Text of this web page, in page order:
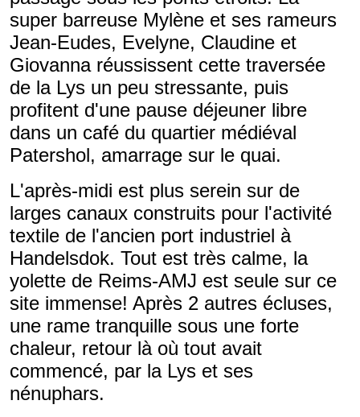
super barreuse Mylène et ses rameurs
Jean-Eudes, Evelyne, Claudine et
Giovanna réussissent cette traversée
de la Lys un peu stressante, puis
profitent d'une pause déjeuner libre
dans un café du quartier médiéval
Patershol, amarrage sur le quai.
L'après-midi est plus serein sur de
larges canaux construits pour l'activité
textile de l'ancien port industriel à
Handelsdok. Tout est très calme, la
yolette de Reims-AMJ est seule sur ce
site immense! Après 2 autres écluses,
une rame tranquille sous une forte
chaleur, retour là où tout avait
commencé, par la Lys et ses
nénuphars.